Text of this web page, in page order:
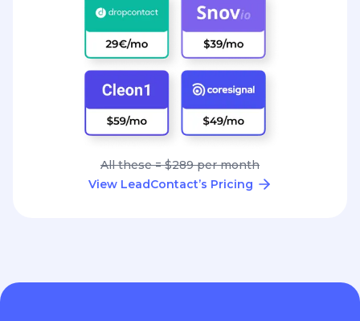
All these = $289 per month
View LeadContact’s Pricing